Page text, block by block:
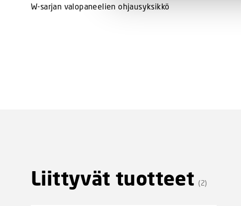
e
W-sarjan valopaneelien ohjausyksikkö
Liittyvät tuotteet (2)